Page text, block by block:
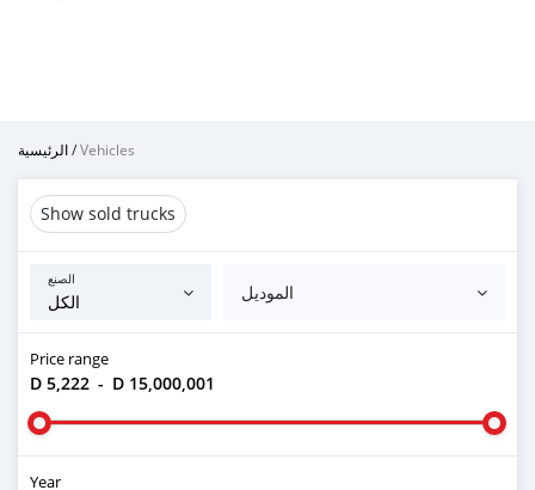
الرئيسية/Vehicles
Show sold trucks
الصنع
الموديل
Price range
D 5,222 - D 15,000,001
Year